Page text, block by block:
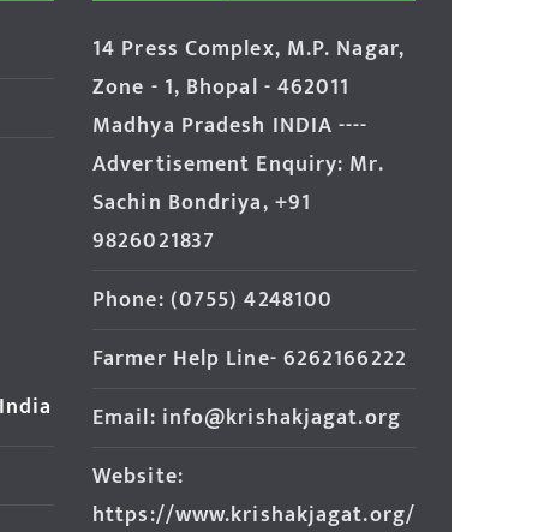
14 Press Complex, M.P. Nagar,
Zone - 1, Bhopal - 462011
Madhya Pradesh INDIA ----
Advertisement Enquiry: Mr.
Sachin Bondriya, +91
9826021837
Phone: (0755) 4248100
Farmer Help Line- 6262166222
Email: info@krishakjagat.org
Website:
https://www.krishakjagat.org/